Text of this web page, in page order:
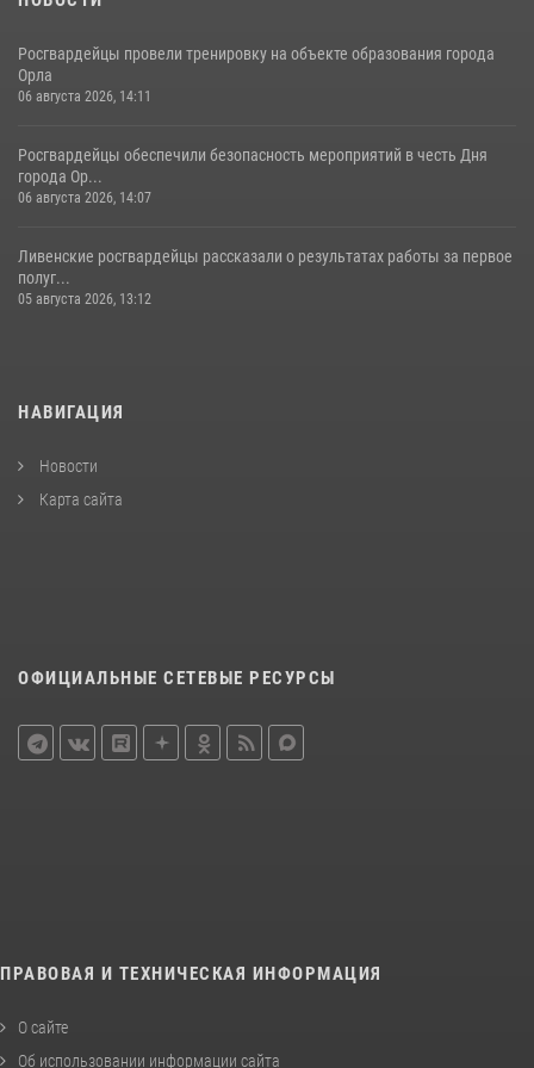
Росгвардейцы провели тренировку на объекте образования города
Орла
06 августа 2026, 14:11
Росгвардейцы обеспечили безопасность мероприятий в честь Дня
города Ор...
06 августа 2026, 14:07
Ливенские росгвардейцы рассказали о результатах работы за первое
полуг...
05 августа 2026, 13:12
НАВИГАЦИЯ
Новости
Карта сайта
ОФИЦИАЛЬНЫЕ СЕТЕВЫЕ РЕСУРСЫ
ПРАВОВАЯ И ТЕХНИЧЕСКАЯ ИНФОРМАЦИЯ
О сайте
Об использовании информации сайта